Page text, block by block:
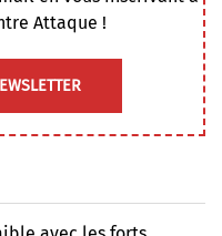
Attaque !